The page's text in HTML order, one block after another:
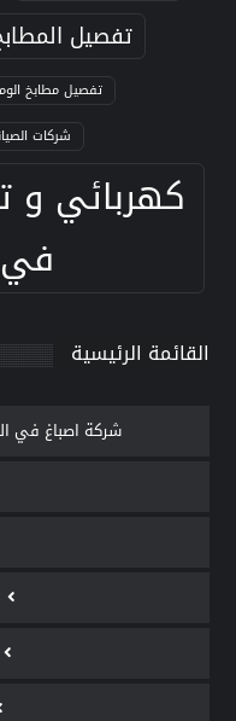
تفصيل
تفصيل مطابخ
شركات
كهربائي و
في
القائمة الرئيسية
‫شركة اصباغ في الجميرا